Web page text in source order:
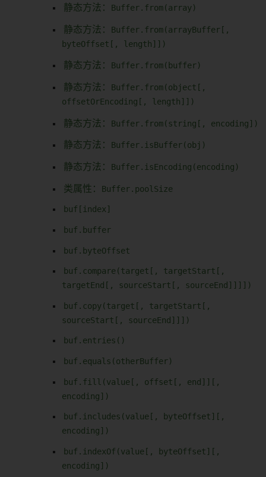
静态方法： Buffer.from(array)
静态方法： Buffer.from(arrayBuffer[,
byteOffset[, length]])
静态方法： Buffer.from(buffer)
静态方法： Buffer.from(object[,
offsetOrEncoding[, length]])
静态方法： Buffer.from(string[, encoding])
静态方法： Buffer.isBuffer(obj)
静态方法： Buffer.isEncoding(encoding)
类属性： Buffer.poolSize
buf[index]
buf.buffer
buf.byteOffset
buf.compare(target[, targetStart[,
targetEnd[, sourceStart[, sourceEnd]]]])
buf.copy(target[, targetStart[,
sourceStart[, sourceEnd]]])
buf.entries()
buf.equals(otherBuffer)
buf.fill(value[, offset[, end]][,
encoding])
buf.includes(value[, byteOffset][,
encoding])
buf.indexOf(value[, byteOffset][,
encoding])